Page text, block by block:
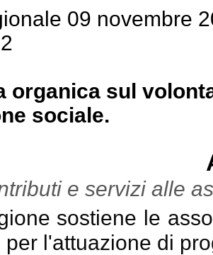
09 novembre
organica sul
sociale.
e servizi alle
sostiene le
per l'attuazione di